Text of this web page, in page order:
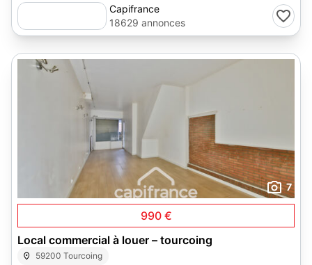
Capifrance
18629 annonces
7
990 €
Local commercial à louer – tourcoing
59200 Tourcoing